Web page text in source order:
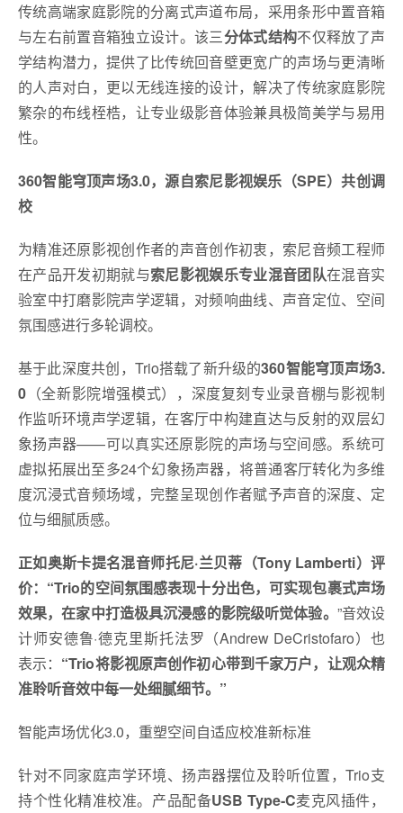
传统高端家庭影院的分离式声道布局，采用条形中置音箱
与左右前置音箱独立设计。该三分体式结构不仅释放了声
学结构潜力，提供了比传统回音壁更宽广的声场与更清晰
的人声对白，更以无线连接的设计，解决了传统家庭影院
繁杂的布线桎梏，让专业级影音体验兼具极简美学与易用
性。
360智能穹顶声场3.0，源自索尼影视娱乐（SPE）共创调
校
为精准还原影视创作者的声音创作初衷，索尼音频工程师
在产品开发初期就与索尼影视娱乐专业混音团队在混音实
验室中打磨影院声学逻辑，对频响曲线、声音定位、空间
氛围感进行多轮调校。
基于此深度共创，Trio搭载了新升级的360智能穹顶声场3.
0 （全新影院增强模式），深度复刻专业录音棚与影视制
作监听环境声学逻辑，在客厅中构建直达与反射的双层幻
象扬声器——可以真实还原影院的声场与空间感。系统可
虚拟拓展出至多24个幻象扬声器，将普通客厅转化为多维
度沉浸式音频场域，完整呈现创作者赋予声音的深度、定
位与细腻质感。
正如奥斯卡提名混音师托尼·兰贝蒂（Tony Lamberti）评
价：“Trio的空间氛围感表现十分出色，可实现包裹式声场
效果，在家中打造极具沉浸感的影院级听觉体验。 ”音效设
计师安德鲁·德克里斯托法罗（Andrew DeCristofaro）也
表示： “Trio将影视原声创作初心带到千家万户，让观众精
准聆听音效中每一处细腻细节。”
智能声场优化3.0，重塑空间自适应校准新标准
针对不同家庭声学环境、扬声器摆位及聆听位置，Trio支
持个性化精准校准。产品配备USB Type‑C麦克风插件，